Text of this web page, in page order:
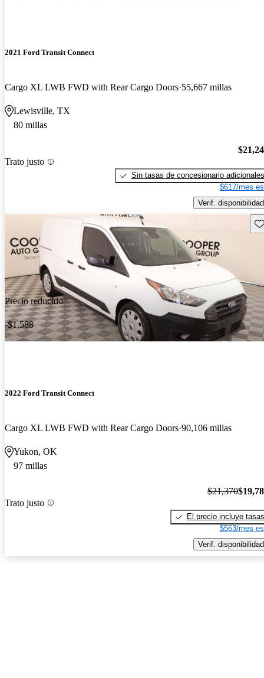
2021 Ford Transit Connect
Cargo XL LWB FWD with Rear Cargo Doors 55,667 millas
Lewisville, TX
80 millas
Trato justo
Sin tasas de concesionario adicionales
$617/mes
Verif. disponibilidad
Precio reducido
-$1,588
2022 Ford Transit Connect
Cargo XL LWB FWD with Rear Cargo Doors 90,106 millas
Yukon, OK
97 millas
Trato justo
$21,370
El precio incluye tasas
$563/mes
Verif. disponibilidad